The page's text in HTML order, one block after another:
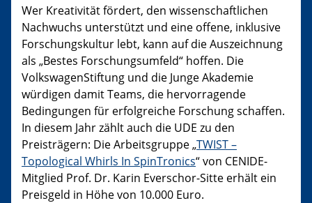
Wer Kreativität fördert, den wissenschaftlichen
Nachwuchs unterstützt und eine offene, inklusive
Forschungskultur lebt, kann auf die Auszeichnung
als „Bestes Forschungsumfeld“ hoffen. Die
VolkswagenStiftung und die Junge Akademie
würdigen damit Teams, die hervorragende
Bedingungen für erfolgreiche Forschung schaffen.
In diesem Jahr zählt auch die UDE zu den
Preisträgern: Die Arbeitsgruppe „TWIST –
Topological Whirls In SpinTronics“ von CENIDE-
Mitglied Prof. Dr. Karin Everschor-Sitte erhält ein
Preisgeld in Höhe von 10.000 Euro.